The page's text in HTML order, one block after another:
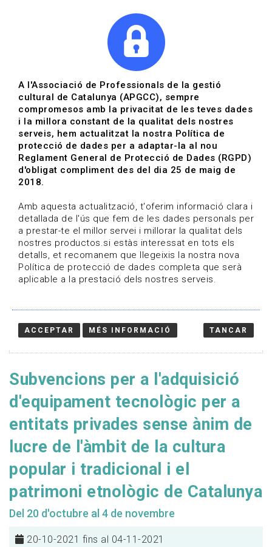
Convocatòries | Polítiques
culturals
20-10-2021 fins al 04-11-2021
HOME
Subvencions per a l'adquisició
d'equipament tecnològic per a
entitats privades sense ànim de
lucre de l'àmbit de la cultura
popular i tradicional i el
patrimoni etnològic de Catalunya
Del 20 d'octubre al 4 de novembre
20-10-2021 fins al 04-11-2021
A l'Associació de Professionals de la gestió
cultural de Catalunya (APGCC), sempre
compromesos amb la privacitat de les teves dades
i la millora constant de la qualitat dels nostres
serveis, hem actualitzat la nostra Política de
protecció de dades per a adaptar-la al nou
Reglament General de Protecció de Dades (RGPD)
d'obligat compliment des del dia 25 de maig de
2018.
Amb aquesta actualització, t'oferim informació clara i
detallada de l'ús que fem de les dades personals per
a prestar-te el millor servei i millorar la qualitat dels
nostres productos.si estàs interessat en tots els
detalls, et recomanem que llegeixis la nostra nova
Política de protecció de dades completa que serà
aplicable a la prestació dels nostres serveis.
ACCEPTAR MÉS INFORMACIÓ TANCAR